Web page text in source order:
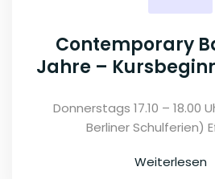
Contemporary
Jahre –
Donnerstags 17.10 – 18.00
Berliner Schulferien)
Weiterlesen